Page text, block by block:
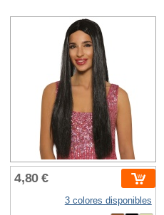
4,80 €
3 colores disponibles